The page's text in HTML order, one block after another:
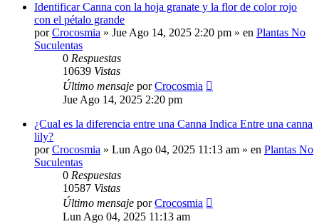
Identificar Canna con la hoja granate y la flor de color rojo
con el pétalo grande
porCrocosmia » Jue Ago 14, 2025 2:20 pm » en Plantas No
Suculentas
0 Respuestas
10639 Vistas
Último mensaje porCrocosmia
Jue Ago 14, 2025 2:20 pm
¿Cual es la diferencia entre una Canna Indica Entre una canna
lily?
porCrocosmia » Lun Ago 04, 2025 11:13 am » en Plantas No
Suculentas
0 Respuestas
10587 Vistas
Último mensaje porCrocosmia
Lun Ago 04, 2025 11:13 am